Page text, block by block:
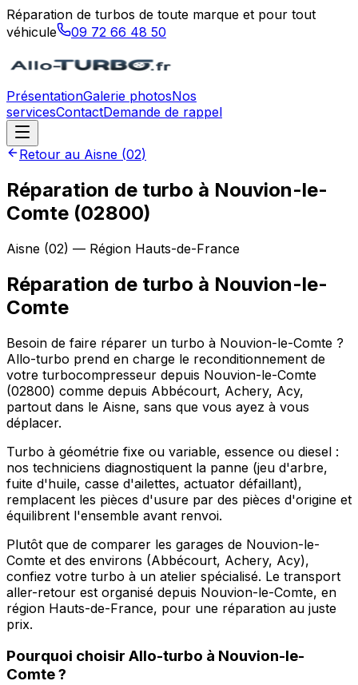
Réparation de turbos de toute marque et pour tout
véhicule
09 72 66 48 50
PrésentationGalerie photosNos
servicesContactDemande de rappel
Retour au Aisne (02)
Réparation de turbo à Nouvion-le-
Comte (02800)
Aisne (02) — Région Hauts-de-France
Réparation de turbo à Nouvion-le-
Comte
Besoin de faire réparer un turbo à Nouvion-le-Comte ?
Allo-turbo prend en charge le reconditionnement de
votre turbocompresseur depuis Nouvion-le-Comte
(02800) comme depuis Abbécourt, Achery, Acy,
partout dans le Aisne, sans que vous ayez à vous
déplacer.
Turbo à géométrie fixe ou variable, essence ou diesel :
nos techniciens diagnostiquent la panne (jeu d'arbre,
fuite d'huile, casse d'ailettes, actuator défaillant),
remplacent les pièces d'usure par des pièces d'origine et
équilibrent l'ensemble avant renvoi.
Plutôt que de comparer les garages de Nouvion-le-
Comte et des environs (Abbécourt, Achery, Acy),
confiez votre turbo à un atelier spécialisé. Le transport
aller-retour est organisé depuis Nouvion-le-Comte, en
région Hauts-de-France, pour une réparation au juste
prix.
Pourquoi choisir Allo-turbo à Nouvion-le-
Comte?